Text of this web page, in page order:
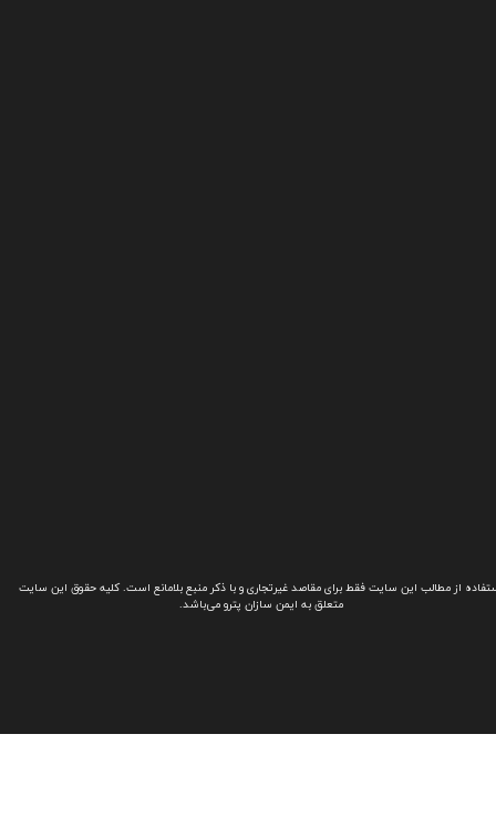
از مطالب این سایت فقط برای مقاصد غیرتجاری و با ذکر منبع بلامانع است. کلیه حقوق این سایت
متعلق به ایمن سازان پترو می‌باشد.